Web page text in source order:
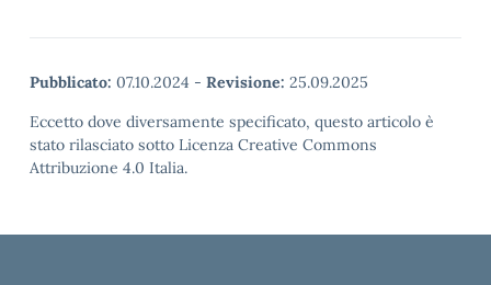
Pubblicato: 07.10.2024 - Revisione: 25.09.2025
Eccetto dove diversamente specificato, questo articolo è
stato rilasciato sotto Licenza Creative Commons
Attribuzione 4.0 Italia.